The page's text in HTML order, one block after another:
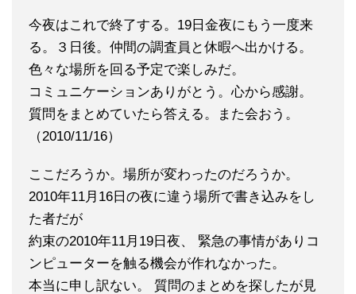
今夜はこれで終了する。19日金夜にもう一度来
る。３日後。仲間の調査員と休暇へ出かける。
色々な場所を回る予定で楽しみだ。
コミュニケーションありがとう。心から感謝。
質問をまとめていたら答える。また会おう。
（2010/11/16）
ここだろうか。場所が変わったのだろうか。
2010年11月16日の夜に違う場所で書き込みをし
た者だが
約束の2010年11月19日夜、 緊急の事情がありコ
ンピューターを触る機会が作れなかった。
本当に申し訳ない。 質問のまとめを探したが見